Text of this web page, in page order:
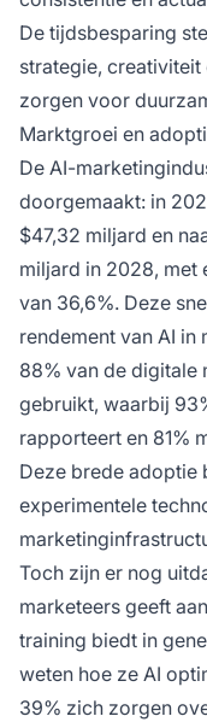
De tijdsbesparing
strategie,
zorgen voor
Marktgroei en
De AI-
doorgemaakt: in
$47,32 miljard en
miljard in 2028, met
van 36,6%. Deze
rendement van AI in
88% van de digitale
gebruikt, waarbij
rapporteert en 81%
Deze brede adoptie
experimentele
Toch zijn er nog
marketeers geeft
training biedt in
weten hoe ze AI
39% zich zorgen